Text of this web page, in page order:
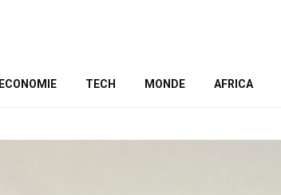
ECONOMIE TECH MONDE AFRICA